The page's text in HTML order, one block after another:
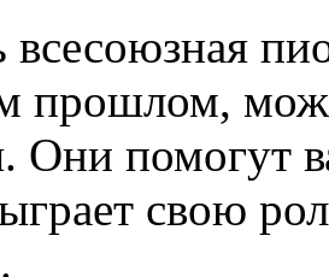
всесоюзная
прошлом,
помогут
свою